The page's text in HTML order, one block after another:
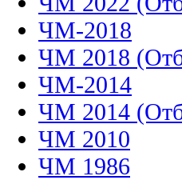
ЧМ-2018
ЧМ 2018
ЧМ-2014
ЧМ 2014
ЧМ 2010
ЧМ 1986